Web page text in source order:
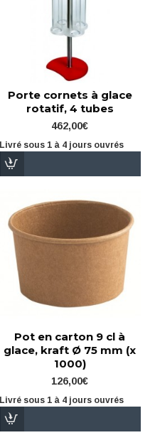
Porte cornets à glace
rotatif, 4 tubes
462,00€
Livré sous 1 à 4 jours ouvrés
Pot en carton 9 cl à
glace, kraft Ø 75 mm (x
1000)
126,00€
Livré sous 1 à 4 jours ouvrés